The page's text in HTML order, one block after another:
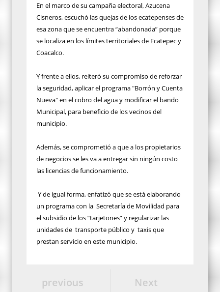
En el marco de su campaña electoral, Azucena
Cisneros, escuchó las quejas de los ecatepenses de
esa zona que se encuentra “abandonada” porque
se localiza en los límites territoriales de Ecatepec y
Coacalco.
Y frente a ellos, reiteró su compromiso de reforzar
la seguridad, aplicar el programa "Borrón y Cuenta
Nueva" en el cobro del agua y modificar el bando
Municipal, para beneficio de los vecinos del
municipio.
Además, se comprometió a que a los propietarios
de negocios se les va a entregar sin ningún costo
las licencias de funcionamiento.
Y de igual forma, enfatizó que se está elaborando
un programa con la Secretaría de Movilidad para
el subsidio de los “tarjetones” y regularizar las
unidades de transporte público y taxis que
prestan servicio en este municipio.
Next
previous